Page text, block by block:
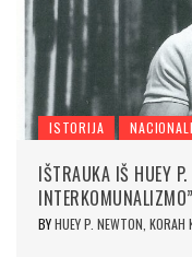
ISTORIJA
IŠTRAUKA IŠ HUEY
BYHUEY P. NEWTON, KORAH